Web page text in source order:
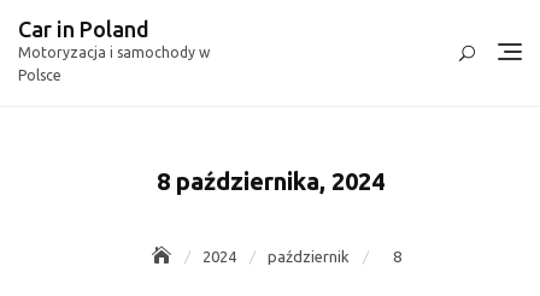
content
Car in Poland
Motoryzacja i samochody w
Polsce
8 października, 2024
2024 październik 8